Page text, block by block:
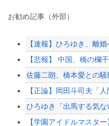
お勧め記事（外部）
【速報】ひろゆき、離